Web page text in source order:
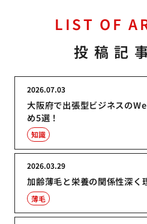
LIST OF
投稿記
大阪府で出張型ビジネスの
め5選！
2026.07.03
知識
加齢薄毛と栄養の関係性深く
2026.03.29
薄毛